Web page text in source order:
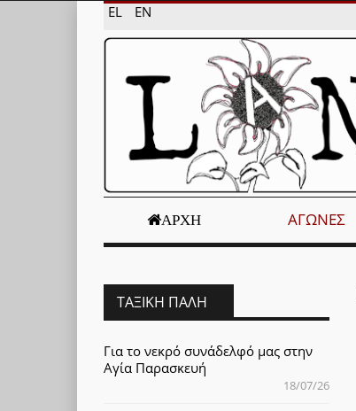
EL EN
ΑΡΧΉ ΑΓΏΝΕΣ
ΤΑΞΙΚΉ ΠΆΛΗ
Για το νεκρό συνάδελφό μας στην
Αγία Παρασκευή
18/07/26